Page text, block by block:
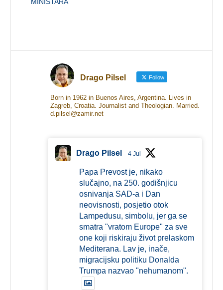
Drago Pilsel Follow
Born in 1962 in Buenos Aires, Argentina. Lives in
Zagreb, Croatia. Journalist and Theologian. Married.
d.pilsel@zamir.net
Drago Pilsel 4 Jul
Papa Prevost je, nikako
slučajno, na 250. godišnjicu
osnivanja SAD-a i Dan
neovisnosti, posjetio otok
Lampedusu, simbolu, jer ga se
smatra "vratom Europe" za sve
one koji riskiraju život prelaskom
Mediterana. Lav je, inače,
migracijsku politiku Donalda
Trumpa nazvao "nehumanom".